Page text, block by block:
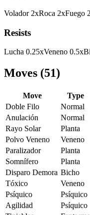
Volador 2xRoca 2xFuego 2
Resists
Lucha 0.25xVeneno 0.5x
Moves (51)
Move Type
Doble Filo
Normal
Anulación
Normal
Rayo Solar
Planta
Polvo Veneno
Veneno
Paralizador
Planta
Somnífero
Planta
Disparo Demora Bicho
Tóxico
Veneno
Psíquico
Psíquico
Agilidad
Psíquico